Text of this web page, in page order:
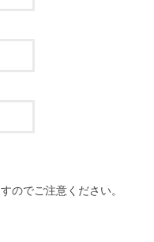
のでご注意ください。